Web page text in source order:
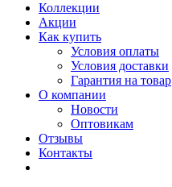
Коллекции
Акции
Как купить
Условия оплаты
Условия доставки
Гарантия на товар
О компании
Новости
Оптовикам
Отзывы
Контакты